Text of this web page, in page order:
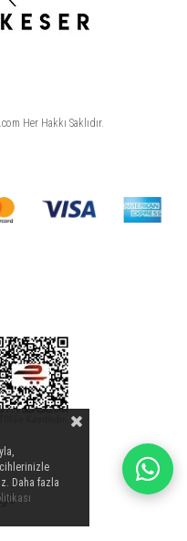
Her Hakkı Saklıdır.
Daha fazla